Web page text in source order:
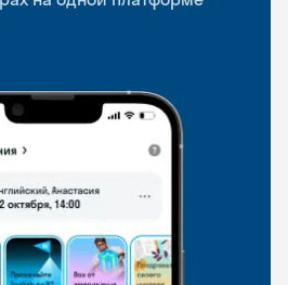
с преподавателями